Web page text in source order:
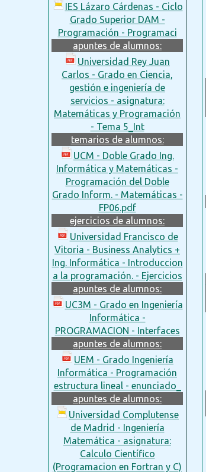
IES Lázaro Cárdenas - Ciclo
Grado Superior DAM -
Programación - Programaci
apuntes de alumnos:
Universidad Rey Juan
Carlos - Grado en Ciencia,
gestión e ingeniería de
servicios - asignatura:
Matemáticas y Programación
- Tema 5_Int
temarios de alumnos:
UCM - Doble Grado Ing.
Informática y Matemáticas -
Programación del Doble
Grado Inform. - Matemáticas -
FP06.pdf
ejercicios de alumnos:
Universidad Francisco de
Vitoria - Business Analytics +
Ing. Informática - Introduccion
a la programación. - Ejercicios
apuntes de alumnos:
UC3M - Grado en Ingeniería
Informática -
PROGRAMACION - Interfaces
apuntes de alumnos:
UEM - Grado Ingeniería
Informática - Programación
estructura lineal - enunciado_
apuntes de alumnos:
Universidad Complutense
de Madrid - Ingeniería
Matemática - asignatura:
Calculo Científico
(Programacion en Fortran y C)